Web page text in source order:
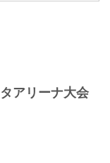
アリーナ大会